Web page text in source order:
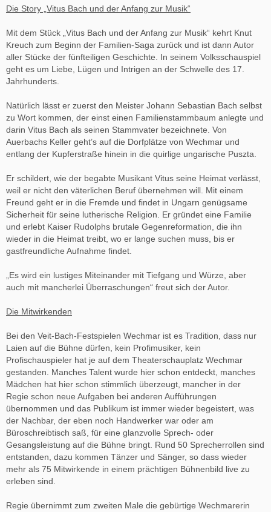
Die Story „Vitus Bach und der Anfang zur Musik“
Mit dem Stück „Vitus Bach und der Anfang zur Musik“ kehrt Knut
Kreuch zum Beginn der Familien-Saga zurück und ist dann Autor
aller Stücke der fünfteiligen Geschichte. In seinem Volksschauspiel
geht es um Liebe, Lügen und Intrigen an der Schwelle des 17.
Jahrhunderts.
Natürlich lässt er zuerst den Meister Johann Sebastian Bach selbst
zu Wort kommen, der einst einen Familienstammbaum anlegte und
darin Vitus Bach als seinen Stammvater bezeichnete. Von
Auerbachs Keller geht’s auf die Dorfplätze von Wechmar und
entlang der Kupferstraße hinein in die quirlige ungarische Puszta.
Er schildert, wie der begabte Musikant Vitus seine Heimat verlässt,
weil er nicht den väterlichen Beruf übernehmen will. Mit einem
Freund geht er in die Fremde und findet in Ungarn genügsame
Sicherheit für seine lutherische Religion. Er gründet eine Familie
und erlebt Kaiser Rudolphs brutale Gegenreformation, die ihn
wieder in die Heimat treibt, wo er lange suchen muss, bis er
gastfreundliche Aufnahme findet.
„Es wird ein lustiges Miteinander mit Tiefgang und Würze, aber
auch mit mancherlei Überraschungen“ freut sich der Autor.
Die Mitwirkenden
Bei den Veit-Bach-Festspielen Wechmar ist es Tradition, dass nur
Laien auf die Bühne dürfen, kein Profimusiker, kein
Profischauspieler hat je auf dem Theaterschauplatz Wechmar
gestanden. Manches Talent wurde hier schon entdeckt, manches
Mädchen hat hier schon stimmlich überzeugt, mancher in der
Regie schon neue Aufgaben bei anderen Aufführungen
übernommen und das Publikum ist immer wieder begeistert, was
der Nachbar, der eben noch Handwerker war oder am
Büroschreibtisch saß, für eine glanzvolle Sprech- oder
Gesangsleistung auf die Bühne bringt. Rund 50 Sprecherrollen sind
entstanden, dazu kommen Tänzer und Sänger, so dass wieder
mehr als 75 Mitwirkende in einem prächtigen Bühnenbild live zu
erleben sind.
Regie übernimmt zum zweiten Male die gebürtige Wechmarerin